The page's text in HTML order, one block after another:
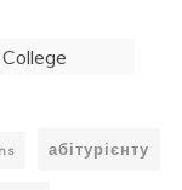
абітурієнту